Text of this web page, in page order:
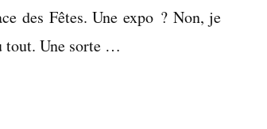
des Fêtes. Une expo ? Non, je
tout. Une sorte …